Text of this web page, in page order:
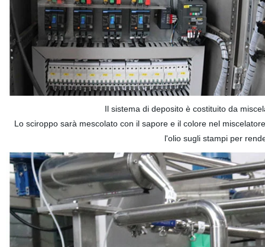
Il sistema di deposito è costituito da
Lo sciroppo sarà mescolato con il sapore e il colore nel
l'olio sugli stampi per